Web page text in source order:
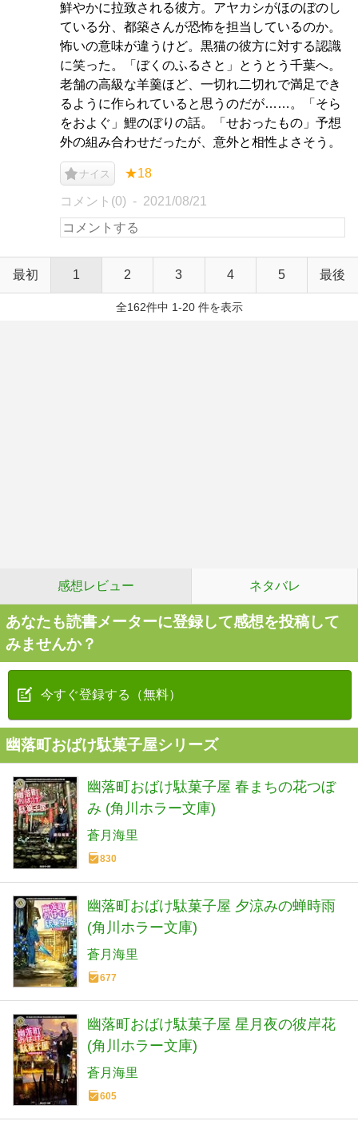
鮮やかに拉致される彼方。アヤカシがほのぼのし
ている分、都築さんが恐怖を担当しているのか。
怖いの意味が違うけど。黒猫の彼方に対する認識
に笑った。「ぼくのふるさと」とうとう千葉へ。
老舗の高級な羊羹ほど、一切れ二切れで満足でき
るように作られていると思うのだが……。「そら
をおよぐ」鯉のぼりの話。「せおったもの」予想
外の組み合わせだったが、意外と相性よさそう。
ナイス ★18
コメント(0) 2021/08/21
最初 1 2 3 4 5 最後
全162件中 1-20 件を表示
感想レビュー ネタバレ
あなたも読書メーターに登録して感想を投稿して
みませんか？
今すぐ登録する（無料）
幽落町おばけ駄菓子屋シリーズ
幽落町おばけ駄菓子屋 春まちの花つぼ
み (角川ホラー文庫)
蒼月海里
830
幽落町おばけ駄菓子屋 夕涼みの蝉時雨
(角川ホラー文庫)
蒼月海里
677
幽落町おばけ駄菓子屋 星月夜の彼岸花
(角川ホラー文庫)
蒼月海里
605